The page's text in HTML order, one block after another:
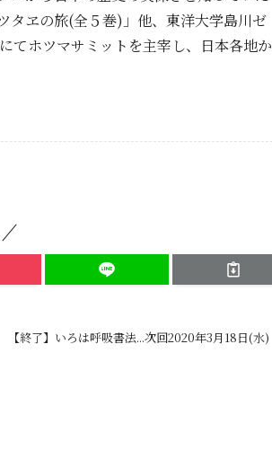
タヱの旅(全５巻)」他、東洋大学島川ゼ
てホツマサミットを主宰し、日本各地か
【終了】いろは呼吸書法...次回2020年3月18日(水)